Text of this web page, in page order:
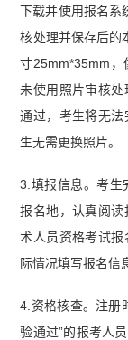
下载并使用报名系
核处理并保存后的
寸25mm*35mm，
未使用照片审核
通过，考生将无
生无需更换照片。
3.填报信息。考生
报名地，认真阅
术人员资格考试
际情况填写报名信
4.资格核查。注册
验通过”的报考人